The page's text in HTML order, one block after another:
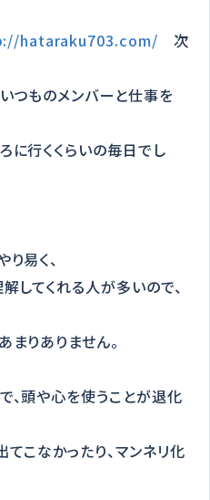
hataraku703.com/ 次
つものメンバーと仕事を
に行くくらいの毎日でし
易く、
してくれる人が多いので、
りありません。
、頭や心を使うことが退化
こなかったり、マンネリ化